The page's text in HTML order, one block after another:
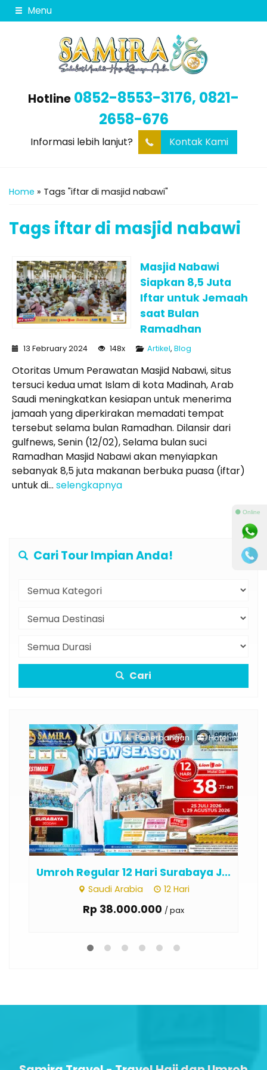
Menu
Hotline 0852-8553-3176, 0821-
2658-676
Informasi lebih lanjut? Kontak Kami
Home » Tags "iftar di masjid nabawi"
Tags iftar di masjid nabawi
Masjid Nabawi
Siapkan 8,5 Juta
Iftar untuk Jemaah
saat Bulan
Ramadhan
13 February 2024 148x Artikel, Blog
Otoritas Umum Perawatan Masjid Nabawi, situs
tersuci kedua umat Islam di kota Madinah, Arab
Saudi meningkatkan kesiapan untuk menerima
jamaah yang diperkirakan memadati tempat
tersebut selama bulan Ramadhan. Dilansir dari
gulfnews, Senin (12/02), Selama bulan suci
Ramadhan Masjid Nabawi akan menyiapkan
sebanyak 8,5 juta makanan berbuka puasa (iftar)
untuk di... selengkapnya
Cari Tour Impian Anda!
Cari
Umroh Regular 12 Hari Surabaya J...
Saudi Arabia 12 Hari
Rp 38.000.000 / pax
Penerbangan Hotel
⚫ Online